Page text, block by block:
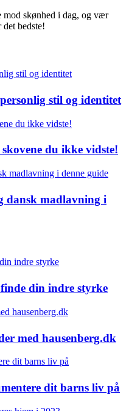
mod skønhed i dag, og vær
bedste!
stil og identitet
du ikke vidste!
dansk madlavning i
din indre styrke
med hausenberg.dk
dit barns liv på